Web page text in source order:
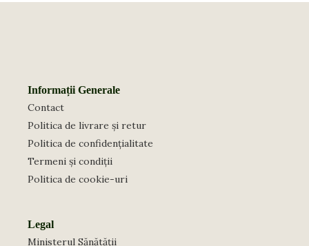
Informații Generale
Contact
Politica de livrare și retur
Politica de confidențialitate
Termeni și condiții
Politica de cookie-uri
Legal
Ministerul Sănătății